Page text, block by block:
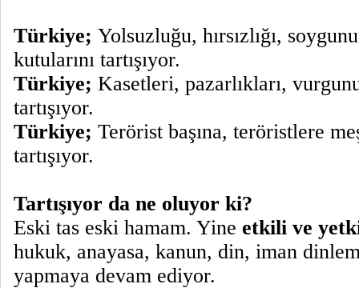
Türkiye; Yolsuzluğu, hırsızlığı,
kutularını tartışıyor.
Türkiye; Kasetleri, pazarlıkları,
tartışıyor.
Türkiye; Terörist başına, teröristlere
tartışıyor.
Tartışıyor da ne oluyor ki?
Eski tas eski hamam. Yine etkili ve
hukuk, anayasa, kanun, din, iman
yapmaya devam ediyor.